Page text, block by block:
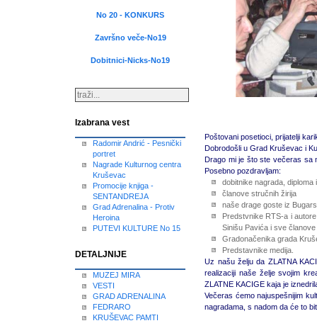
No 20 - KONKURS
Završno veče-No19
Dobitnici-Nicks-No19
Izabrana vest
Radomir Andrić - Pesnički
portret
Nagrade Kulturnog centra
Kruševac
Promocije knjiga -
SENTANDREJA
Grad Adrenalina - Protiv
Heroina
PUTEVI KULTURE No 15
DETALJNIJE
MUZEJ MIRA
VESTI
GRAD ADRENALINA
FEDRARO
KRUŠEVAC PAMTI
Poštovani posetioci, prijatelji
Dobrodošli u Grad Kruševac i
Drago mi je što ste večeras sa
Posebno pozdravljam:
dobitnike nagrada, diploma
članove stručnih žirija
naše drage goste iz
Predstvnike RTS-a i
Sinišu Pavića i sve
Gradonačenika grada
Predstavnike medija.
Uz našu želju da ZLATNA
realizaciji naše želje svojim
ZLATNE KACIGE kaja je
Večeras ćemo najuspešnijim
nagradama, s nadom da će to